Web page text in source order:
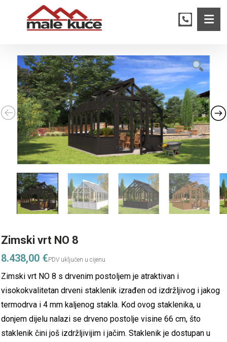
Zimski vrt NO 8
8.438,00 €
Zimski vrt NO 8 s drvenim postoljem je atraktivan i
visokokvalitetan drveni staklenik izrađen od izdržljivog i jakog
termodrva i 4 mm kaljenog stakla. Kod ovog staklenika, u
donjem dijelu nalazi se drveno postolje visine 66 cm, što
staklenik čini još izdržljivijim i jačim. Staklenik je dostupan u